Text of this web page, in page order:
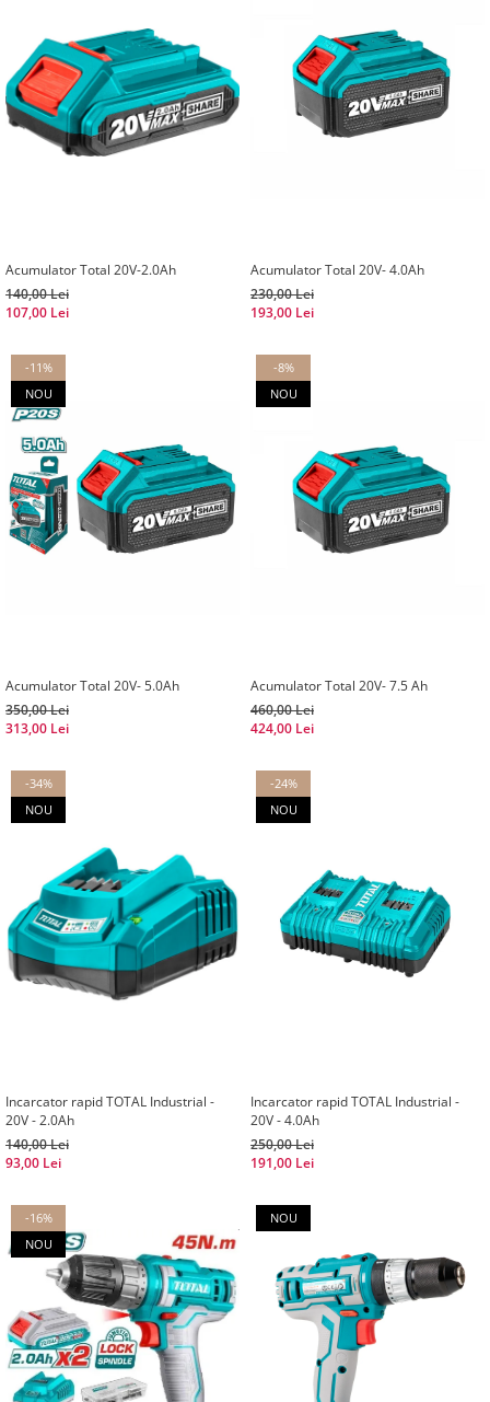
Acumulator Total 20V-2.0Ah
140,00 Lei
107,00 Lei
Acumulator Total 20V- 4.0Ah
230,00 Lei
193,00 Lei
-11%
NOU
Acumulator Total 20V- 5.0Ah
350,00 Lei
313,00 Lei
-8%
NOU
Acumulator Total 20V- 7.5 Ah
460,00 Lei
424,00 Lei
-34%
NOU
Incarcator rapid TOTAL Industrial -
20V - 2.0Ah
140,00 Lei
93,00 Lei
-24%
NOU
Incarcator rapid TOTAL Industrial -
20V - 4.0Ah
250,00 Lei
191,00 Lei
-16%
NOU
NOU